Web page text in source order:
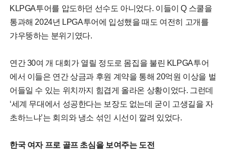
KLPGA투어를 압도하던 선수도 아니었다. 이들이 Q 스쿨을
통과해 2024년 LPGA투어에 입성했을 때도 여전히 고개를
갸우뚱하는 분위기였다.
연간 30여 개 대회가 열릴 정도로 몸집을 불린 KLPGA투어
에서 이들은 연간 상금과 후원 계약을 통해 20억원 이상을 벌
어들일 수 있는 위치까지 힘겹게 올라온 상황이었다. 그런데
‘세계 무대에서 성공한다는 보장도 없는데 굳이 고생길을 자
초하느냐’는 회의와 냉소 섞인 시선이 깔려 있었다.
한국 여자 프로 골프 초심을 보여주는 도전